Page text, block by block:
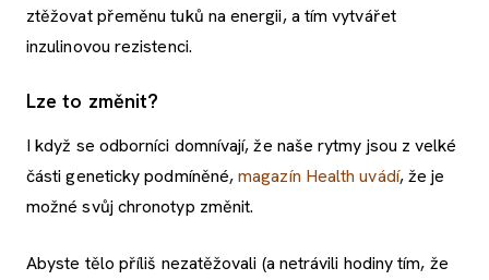
ztěžovat přeměnu tuků na energii, a tím vytvářet
inzulinovou rezistenci.
Lze to změnit?
I když se odborníci domnívají, že naše rytmy jsou z velké
části geneticky podmíněné,magazín Health uvádí, že je
možné svůj chronotyp změnit.
Abyste tělo příliš nezatěžovali (a netrávili hodiny tím, že